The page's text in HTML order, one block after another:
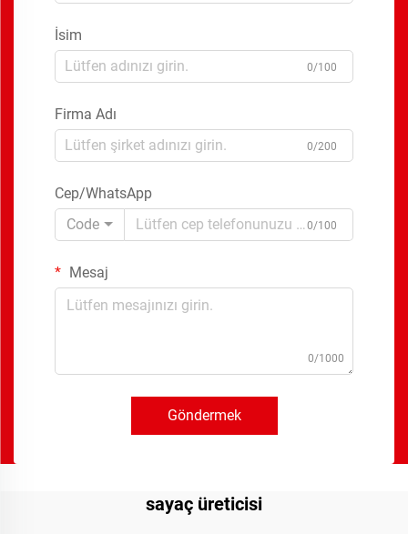
İsim
0/100
Firma Adı
0/200
Cep/WhatsApp
Code
0/100
Mesaj
0/1000
Göndermek
sayaç üreticisi